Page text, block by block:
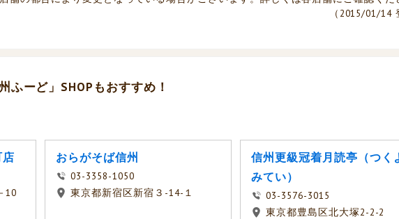
（2015/01/14
ふーど」SHOPもおすすめ！
10
おらがそば信州
03-3358-1050
東京都新宿区新宿３-14-１
信州更級冠着月読亭（つく
みてい）
03-3576-3015
東京都豊島区北大塚2-2-2